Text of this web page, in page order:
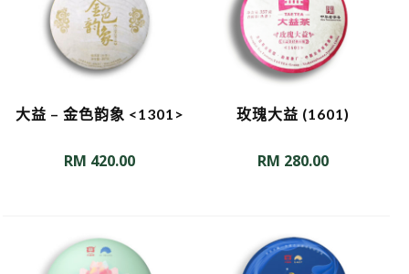
大益 – 金色韵象 <1301>
RM 420.00
玫瑰大益 (1601)
RM 280.00